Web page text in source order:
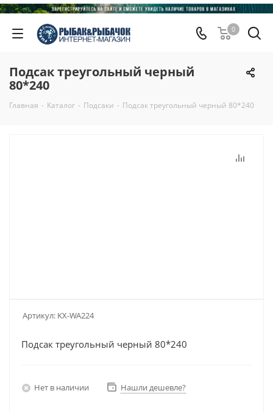
0
Подсак треугольный черный
80*240
Главная - Каталог - Подсаки - Подсак треугольный черный 80*240
Артикул: KX-WA224
Подсак треугольный черный 80*240
Нет в наличии Нашли дешевле?